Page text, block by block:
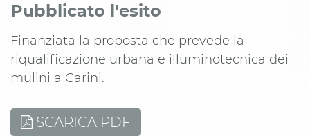
Pubblicato l'esito
Finanziata la proposta che prevede la
riqualificazione urbana e illuminotecnica dei
mulini a Carini.
SCARICA PDF